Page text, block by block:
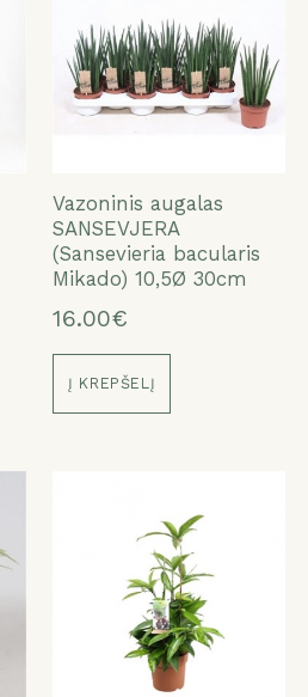
Vazoninis augalas
SANSEVJERA
(Sansevieria bacularis
Mikado) 10,5Ø 30cm
16.00€
Į KREPŠELĮ